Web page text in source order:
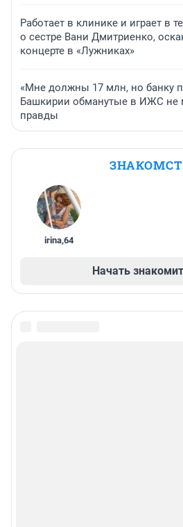
Работает в клинике и играет в
о сестре Вани Дмитриенко,
концерте в «Лужниках»
«Мне должны 17 млн, но банку
Башкирии обманутые в ИЖС не
правды
irina,64
Начать